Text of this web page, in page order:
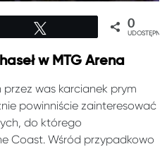
0
w MTG Arena
was karcianek prym
powinniście zainteresować
do którego
Coast. Wśród przypadkowo